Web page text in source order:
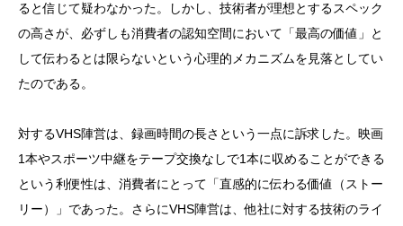
ると信じて疑わなかった。しかし、技術者が理想とするスペック
の高さが、必ずしも消費者の認知空間において「最高の価値」と
して伝わるとは限らないという心理的メカニズムを見落としてい
たのである。
対するVHS陣営は、録画時間の長さという一点に訴求した。映画
1本やスポーツ中継をテープ交換なしで1本に収めることができる
という利便性は、消費者にとって「直感的に伝わる価値（ストー
リー）」であった。さらにVHS陣営は、他社に対する技術のライ